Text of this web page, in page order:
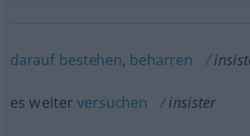
darauf bestehen, beharren
es weiterversuchen insister